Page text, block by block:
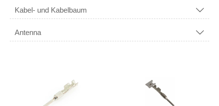
Kabel- und Kabelbaum 
Antenna 